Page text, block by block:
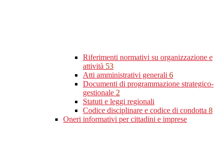
Riferimenti normativi su organizzazione e
attività 53
Atti amministrativi generali 6
Documenti di programmazione strategico-
gestionale 2
Statuti e leggi regionali
Codice disciplinare e codice di condotta 8
Oneri informativi per cittadini e imprese